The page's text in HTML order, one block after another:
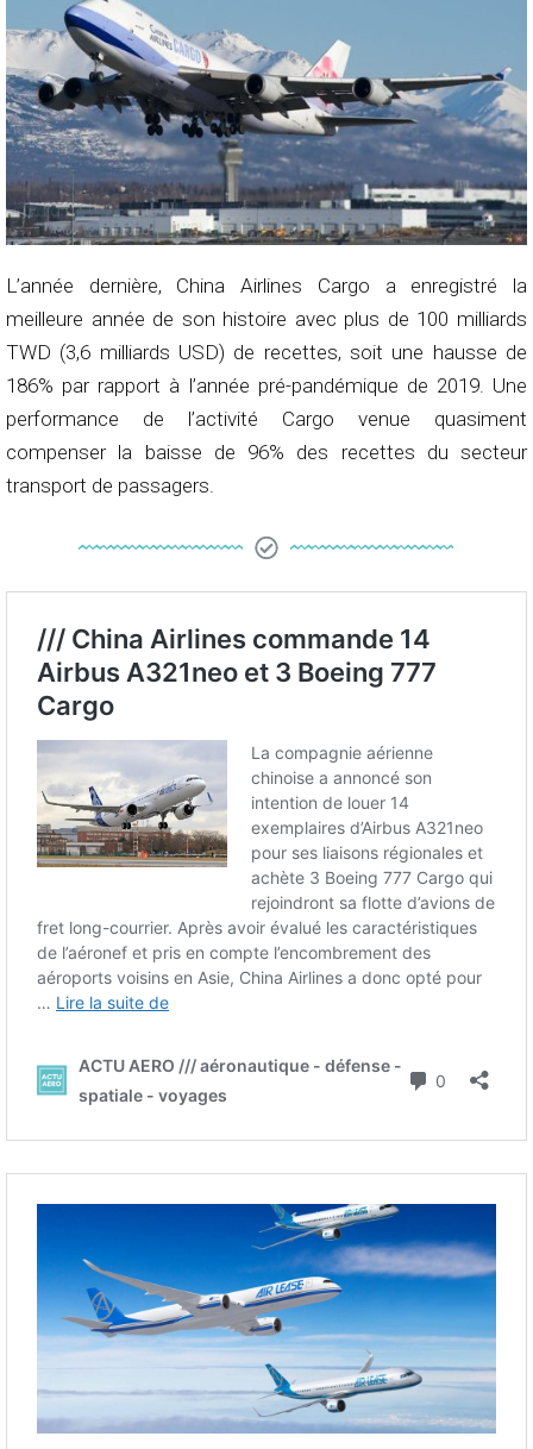
L’année dernière, China Airlines Cargo a enregistré la
meilleure année de son histoire avec plus de 100 milliards
TWD (3,6 milliards USD) de recettes, soit une hausse de
186% par rapport à l’année pré-pandémique de 2019. Une
performance de l’activité Cargo venue quasiment
compenser la baisse de 96% des recettes du secteur
transport de passagers.